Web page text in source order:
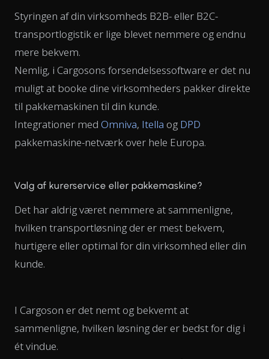
Styringen af din virksomheds B2B- eller B2C-
transportlogistik er lige blevet nemmere og endnu
mere bekvem.
Nemlig, i Cargosons forsendelsessoftware er det nu
muligt at booke dine virksomheders pakker direkte
til pakkemaskinen til din kunde.
Integrationer med Omniva, Itella og DPD
pakkemaskine-netværk over hele Europa.
Valg af kurerservice eller pakkemaskine?
Det har aldrig været nemmere at sammenligne,
hvilken transportløsning der er mest bekvem,
hurtigere eller optimal for din virksomhed eller din
kunde.
I Cargoson er det nemt og bekvemt at
sammenligne, hvilken løsning der er bedst for dig i
ét vindue.